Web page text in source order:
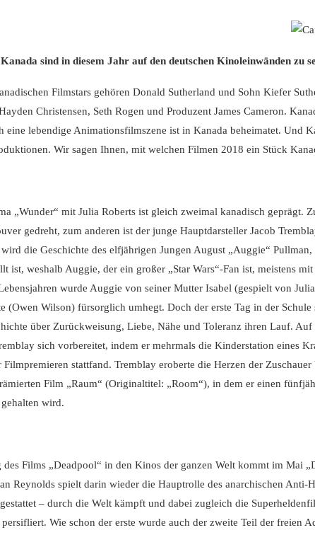
sind in diesem Jahr auf den deutschen Kinoleinwänden zu
Filmstars gehören Donald Sutherland und Sohn Kiefer
Christensen, Seth Rogen und Produzent James Cameron.
eine lebendige Animationsfilmszene ist in Kanada beheimatet. Und
Wir sagen Ihnen, mit welchen Filmen 2018 ein Stück
„Wunder“ mit Julia Roberts ist gleich zweimal kanadisch geprägt.
gedreht, zum anderen ist der junge Hauptdarsteller Jacob
die Geschichte des elfjährigen Jungen August „Auggie“ Pullman,
ist, weshalb Auggie, der ein großer „Star Wars“-Fan ist, meistens
wurde Auggie von seiner Mutter Isabel (gespielt von
(Owen Wilson) fürsorglich umhegt. Doch der erste Tag in der
über Zurückweisung, Liebe, Nähe und Toleranz ihren Lauf.
sich vorbereitet, indem er mehrmals die Kinderstation eines
Filmpremieren stattfand. Tremblay eroberte die Herzen der
Film „Raum“ (Originaltitel: „Room“), in dem er einen
wird.
Films „Deadpool“ in den Kinos der ganzen Welt kommt im Mai
Reynolds spielt darin wieder die Hauptrolle des anarchischen Anti-
– durch die Welt kämpft und dabei zugleich die
Wie schon der erste wurde auch der zweite Teil der freien